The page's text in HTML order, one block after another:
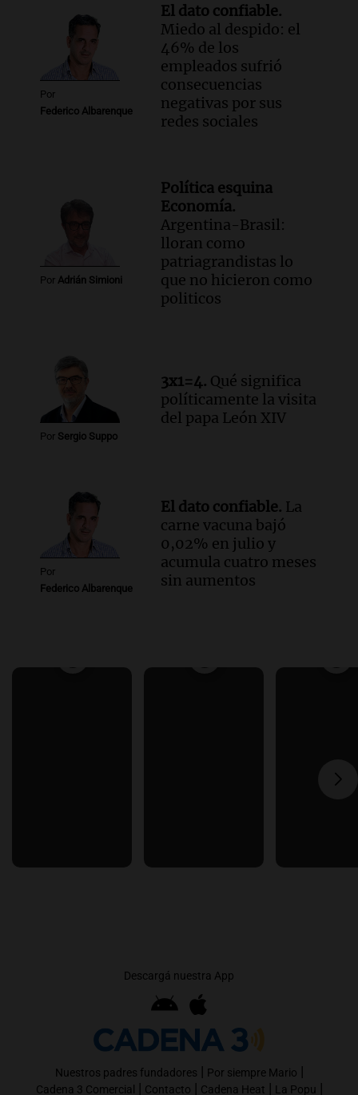
Por
Federico Albarenque
El dato confiable.
Miedo al despido: el
46% de los
empleados sufrió
consecuencias
negativas por sus
redes sociales
Por Adrián Simioni
Política esquina
Economía.
Argentina-Brasil:
lloran como
patriagrandistas lo
que no hicieron como
politicos
Por Sergio Suppo
3x1=4. Qué significa
políticamente la visita
del papa León XIV
Por
Federico Albarenque
El dato confiable. La
carne vacuna bajó
0,02% en julio y
acumula cuatro meses
sin aumentos
Descargá nuestra App
Nuestros padres fundadores | Por siempre Mario |
Cadena 3 Comercial | Contacto | Cadena Heat | La Popu |